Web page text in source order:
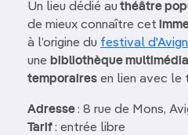
Un lieu dédié au théâtre
de mieux connaître cet
à l’origine du festival
une bibliothèque multimédia
temporaires en lien avec le
Adresse: 8 rue de Mons,
Tarif: entrée libre